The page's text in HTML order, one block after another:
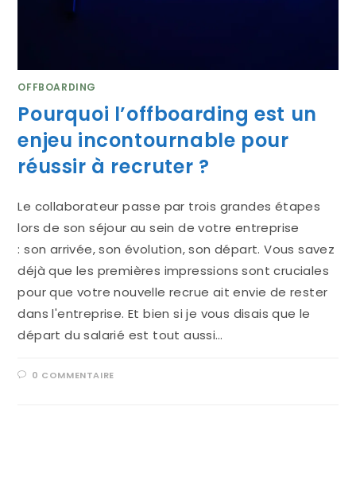
OFFBOARDING
Pourquoi l’offboarding est un
enjeu incontournable pour
réussir à recruter ?
Le collaborateur passe par trois grandes étapes
lors de son séjour au sein de votre entreprise
: son arrivée, son évolution, son départ. Vous savez
déjà que les premières impressions sont cruciales
pour que votre nouvelle recrue ait envie de rester
dans l'entreprise. Et bien si je vous disais que le
départ du salarié est tout aussi…
0 COMMENTAIRE